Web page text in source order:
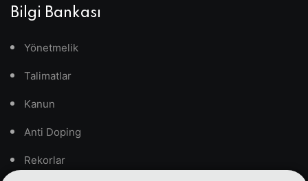
Bilgi Bankası
Yönetmelik
Talimatlar
Kanun
Anti Doping
Rekorlar